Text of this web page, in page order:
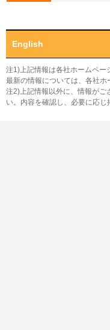
English
注1)上記情報は各社ホームペー
最新の情報については、各社ホ
注2)上記情報以外に、情報がご
い。内容を確認し、必要に応じ